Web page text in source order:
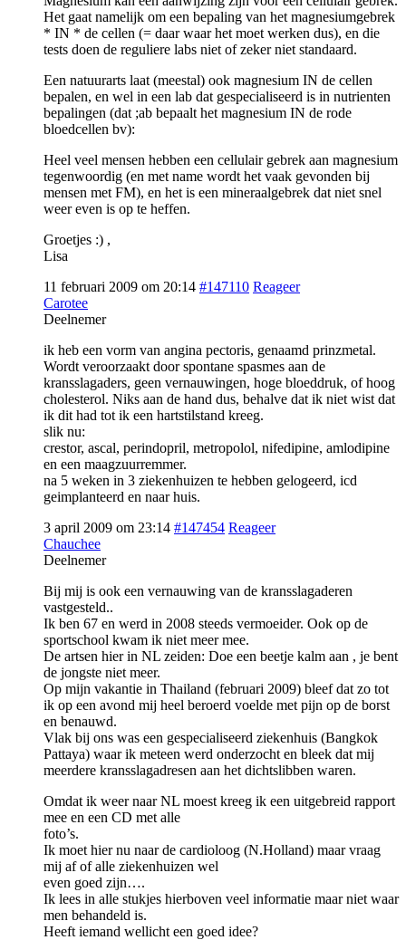
Het gaat namelijk om een bepaling van het magnesiumgebrek
* IN * de cellen (= daar waar het moet werken dus), en die
tests doen de reguliere labs niet of zeker niet standaard.
Een natuurarts laat (meestal) ook magnesium IN de cellen
bepalen, en wel in een lab dat gespecialiseerd is in nutrienten
bepalingen (dat ;ab bepaalt het magnesium IN de rode
bloedcellen bv):
Heel veel mensen hebben een cellulair gebrek aan magnesium
tegenwoordig (en met name wordt het vaak gevonden bij
mensen met FM), en het is een mineraalgebrek dat niet snel
weer even is op te heffen.
Groetjes :) ,
Lisa
11 februari 2009 om 20:14 #147110 Reageer
Carotee
Deelnemer
ik heb een vorm van angina pectoris, genaamd prinzmetal.
Wordt veroorzaakt door spontane spasmes aan de
kransslagaders, geen vernauwingen, hoge bloeddruk, of hoog
cholesterol. Niks aan de hand dus, behalve dat ik niet wist dat
ik dit had tot ik een hartstilstand kreeg.
slik nu:
crestor, ascal, perindopril, metropolol, nifedipine, amlodipine
en een maagzuurremmer.
na 5 weken in 3 ziekenhuizen te hebben gelogeerd, icd
geimplanteerd en naar huis.
3 april 2009 om 23:14 #147454 Reageer
Chauchee
Deelnemer
Bij mij is ook een vernauwing van de kransslagaderen
vastgesteld..
Ik ben 67 en werd in 2008 steeds vermoeider. Ook op de
sportschool kwam ik niet meer mee.
De artsen hier in NL zeiden: Doe een beetje kalm aan , je bent
de jongste niet meer.
Op mijn vakantie in Thailand (februari 2009) bleef dat zo tot
ik op een avond mij heel beroerd voelde met pijn op de borst
en benauwd.
Vlak bij ons was een gespecialiseerd ziekenhuis (Bangkok
Pattaya) waar ik meteen werd onderzocht en bleek dat mij
meerdere kransslagadresen aan het dichtslibben waren.
Omdat ik weer naar NL moest kreeg ik een uitgebreid rapport
mee en een CD met alle
foto’s.
Ik moet hier nu naar de cardioloog (N.Holland) maar vraag
mij af of alle ziekenhuizen wel
even goed zijn….
Ik lees in alle stukjes hierboven veel informatie maar niet waar
men behandeld is.
Heeft iemand wellicht een goed idee?